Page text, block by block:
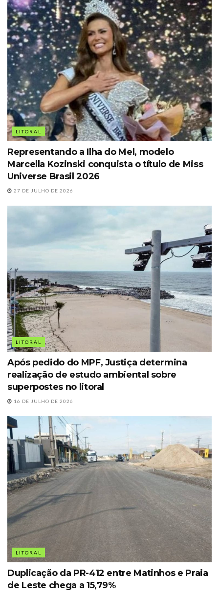
LITORAL
Representando a Ilha do Mel, modelo
Marcella Kozinski conquista o título de Miss
Universe Brasil 2026
27 DE JULHO DE 2026
LITORAL
Após pedido do MPF, Justiça determina
realização de estudo ambiental sobre
superpostes no litoral
16 DE JULHO DE 2026
LITORAL
Duplicação da PR-412 entre Matinhos e Praia
de Leste chega a 15,79%